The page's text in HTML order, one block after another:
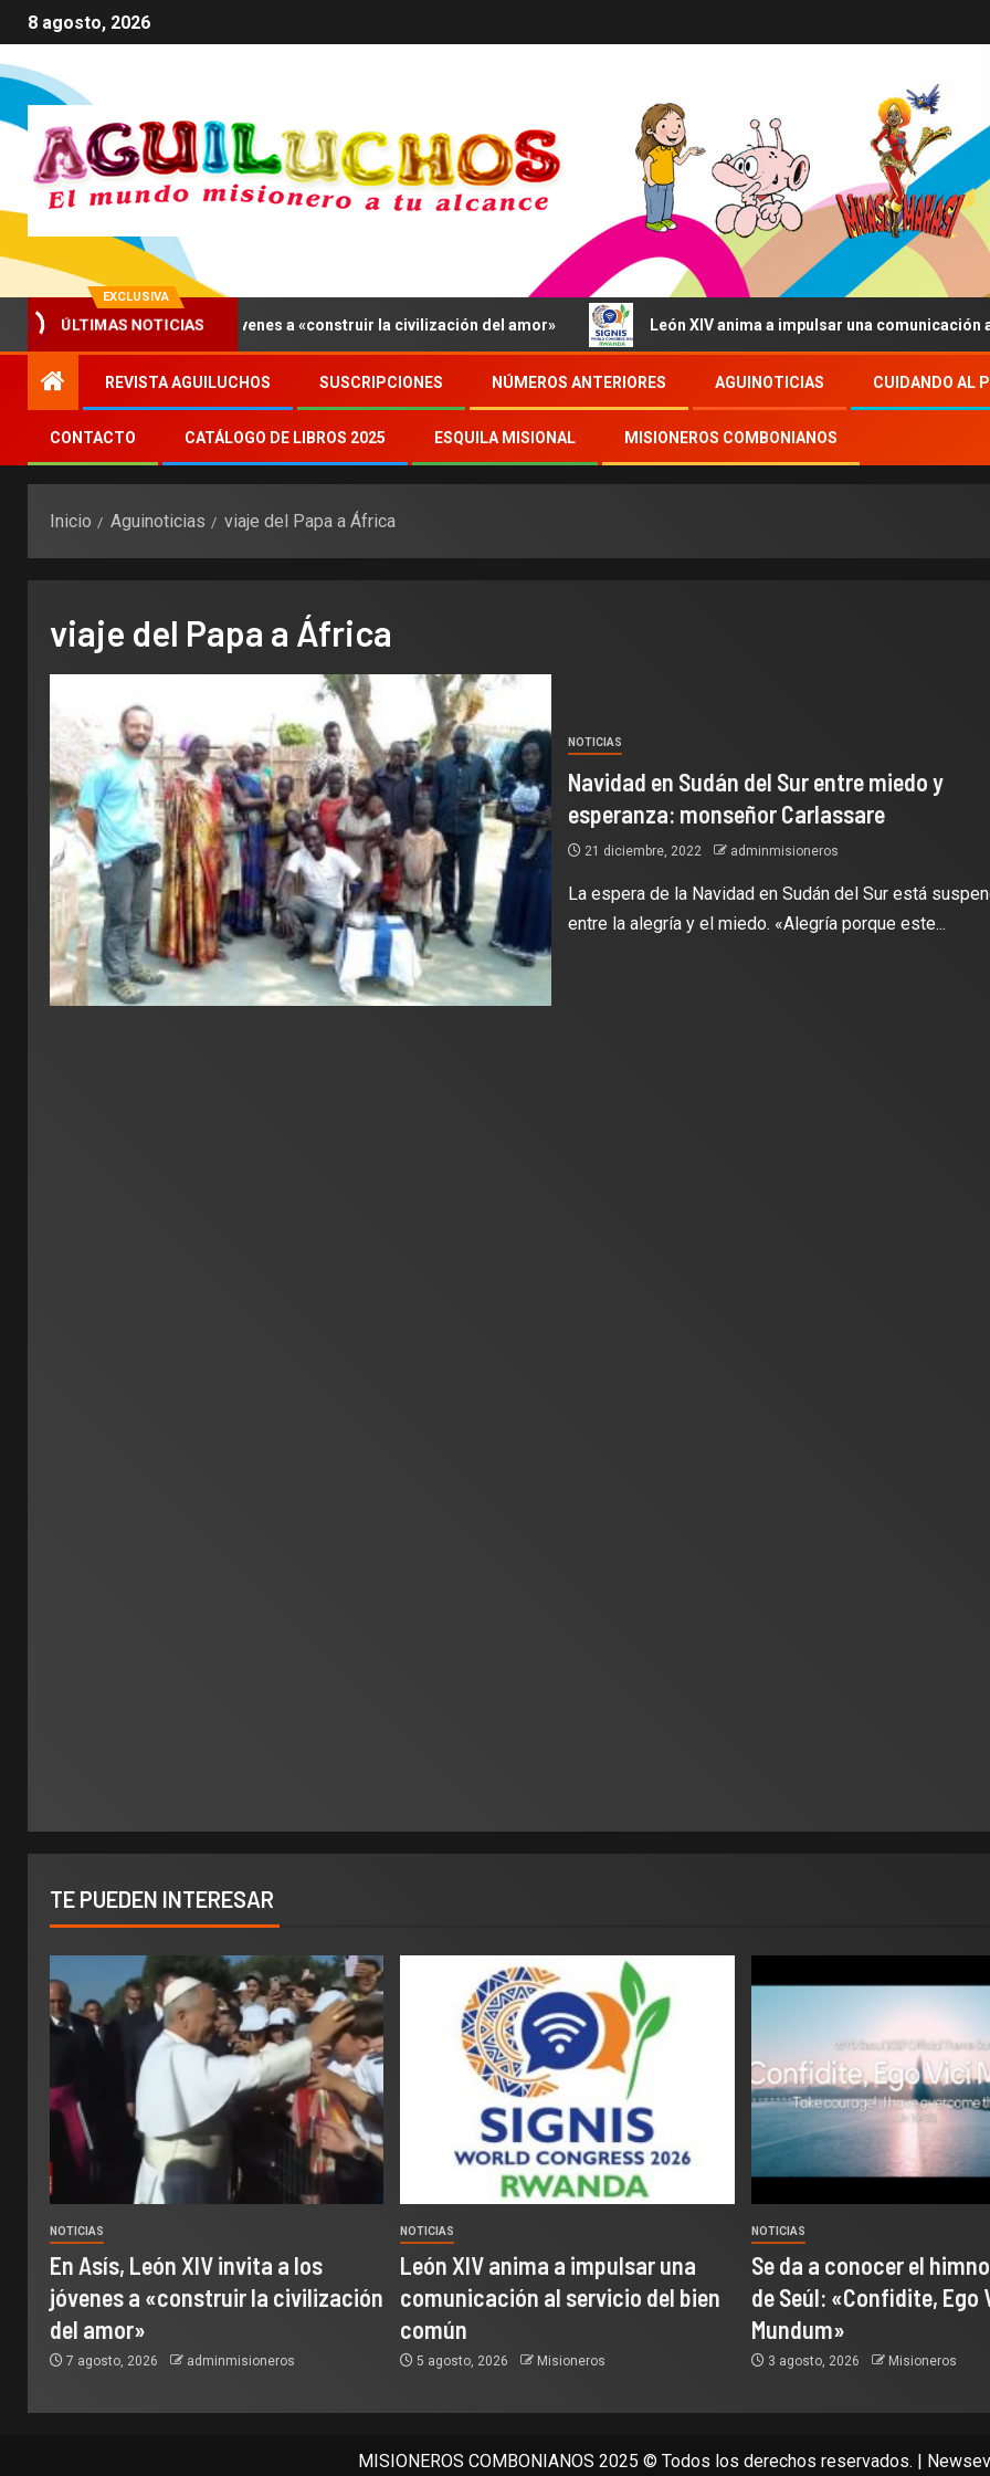
8 agosto, 2026
EXCLUSIVA
ÚLTIMAS NOTICIAS
León XIV invita a los jóvenes a «construir la civilización del amor» León XIV anima a impulsar una comunicación al
REVISTA AGUILUCHOS SUSCRIPCIONES NÚMEROS ANTERIORES AGUINOTICIAS CUIDANDO AL
CONTACTO CATÁLOGO DE LIBROS 2025 ESQUILA MISIONAL MISIONEROS COMBONIANOS
Inicio Aguinoticias viaje del Papa a África
viaje del Papa a África
NOTICIAS
Navidad en Sudán del Sur entre miedo y
esperanza: monseñor Carlassare
21 diciembre, 2022 adminmisioneros
La espera de la Navidad en Sudán del Sur está
entre la alegría y el miedo. «Alegría porque este...
TE PUEDEN INTERESAR
NOTICIAS
En Asís, León XIV invita a los
jóvenes a «construir la civilización
del amor»
7 agosto, 2026 adminmisioneros
NOTICIAS
León XIV anima a impulsar una
comunicación al servicio del bien
común
5 agosto, 2026 Misioneros
NOTICIAS
Se da a conocer el
de Seúl: «Confidite, Ego
Mundum»
3 agosto, 2026 Misioneros
MISIONEROS COMBONIANOS 2025 © Todos los derechos reservados. |